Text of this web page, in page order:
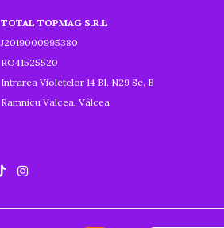
TOTAL TOPMAG S.R.L
J2019000995380
RO41525520
Intrarea Violetelor 14 Bl. N29 Sc. B
Ramnicu Valcea, Vâlcea